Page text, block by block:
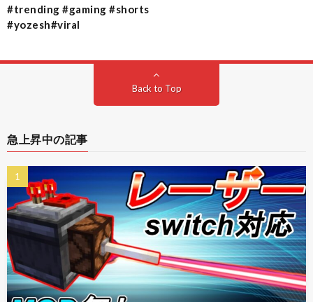
#trending #gaming #shorts
#yozesh#viral
Back to Top
急上昇中の記事